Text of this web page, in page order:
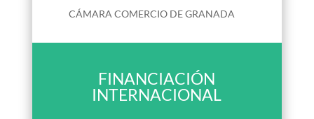
CÁMARA COMERCIO DE GRANADA
FINANCIACIÓN
INTERNACIONAL